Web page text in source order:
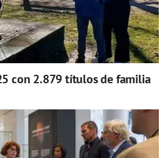
con 2.879 títulos de familia